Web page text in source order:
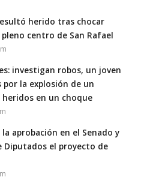
herido tras chocar
centro de San Rafael
investigan robos, un joven
la explosión de un
en un choque
aprobación en el Senado y
Diputados el proyecto de